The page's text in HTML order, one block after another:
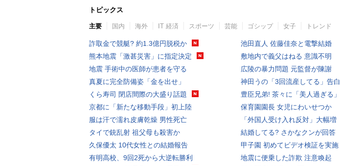
トピックス
主要 国内 海外 IT 経済 スポーツ 芸能 ゴシップ 女子 トレンド
詐取金で競艇? 約1.3億円脱税か
熊本地震「激甚災害」に指定決定
地震 手術中の医師が患者を守る
真夏に完全防備姿「金を出せ」
くら寿司 閉店間際の大盛り話題
京都に「新たな移動手段」初上陸
服は汗で濡れ皮膚乾燥 男性死亡
タイで銃乱射 祖父母も殺害か
久保優太 10代女性との結婚報告
有明高校、9回2死から大逆転勝利
池田直人 佐藤佳奈と電撃結婚
敷地内で義父はねる 意識不明
広陵の暴力問題 元監督が陳謝
神田うの「3回流産してる」告白
豊臣兄弟! 茶々に「美人過ぎる」
保育園園長 女児にわいせつか
「外国人受け入れ反対」大幅増
結婚してる? さかなクンが回答
甲子園 初めてビデオ検証を実施
地震に便乗した詐欺 注意喚起